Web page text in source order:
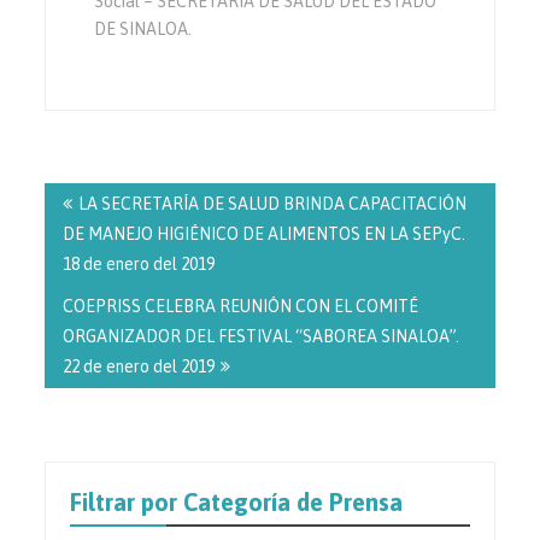
DE SINALOA.
de
entradas
LA SECRETARÍA DE SALUD BRINDA CAPACITACIÓN
DE MANEJO HIGIÉNICO DE ALIMENTOS EN LA SEPyC.
18 de enero del 2019
COEPRISS CELEBRA REUNIÓN CON EL COMITÉ
ORGANIZADOR DEL FESTIVAL “SABOREA SINALOA”.
22 de enero del 2019
Filtrar por Categoría de Prensa